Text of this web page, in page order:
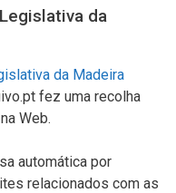
da
da Madeira
fez uma recolha
Web.
automática por
relacionados com as